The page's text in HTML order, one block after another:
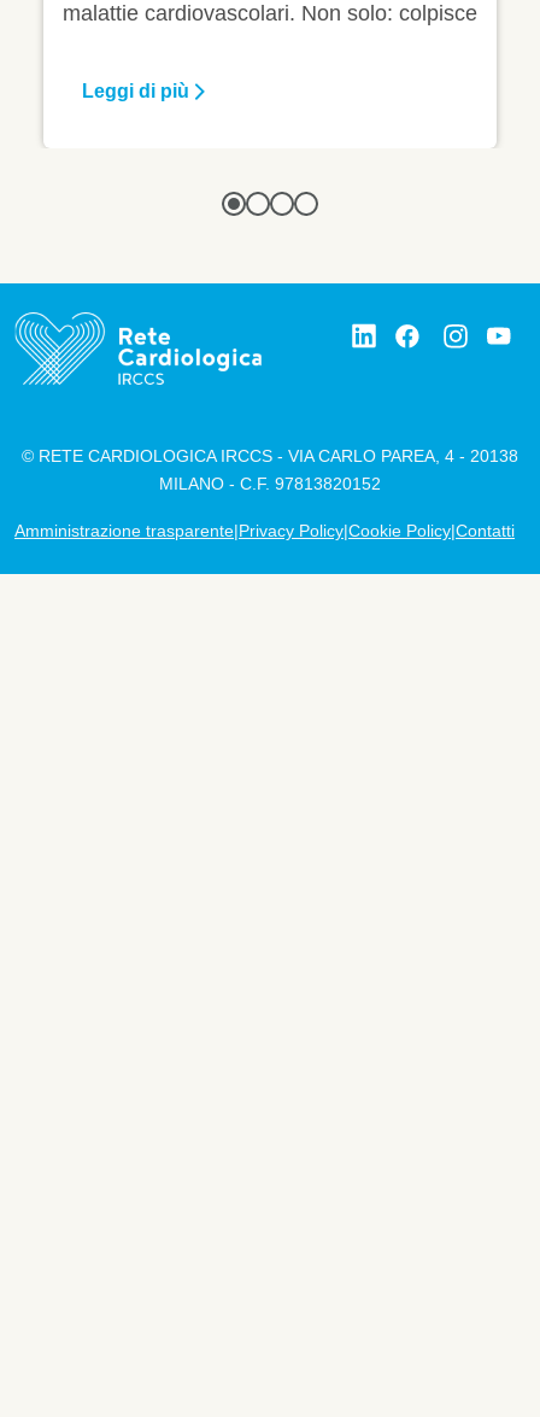
partecipa allo studio Cvrisk-IT.
© RETE CARDIOLOGICA IRCCS - VIA CARLO PAREA, 4 - 20138
MILANO - C.F. 97813820152
Footer
Amministrazione trasparente Privacy Policy Cookie Policy Contatti